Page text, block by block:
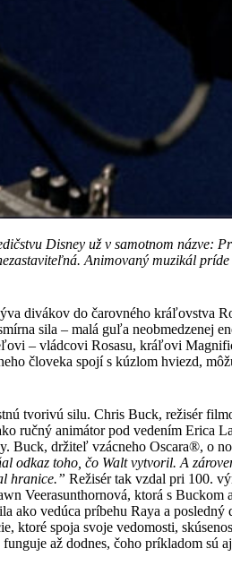
Disney už v samotnom názve:
Animovaný muzikál príde
divákov do čarovného kráľovstva
sila – malá guľa neobmedzenej
– vládcovi Rosasu, kráľovi
človeka spojí s kúzlom hviezd,
tvorivú silu. Chris Buck, režisér
ručný animátor pod vedením Erica
Buck, držiteľ vzácneho Oscara®, o
odkaz toho, čo Walt vytvoril. A
hranice.” Režisér tak vzdal pri 100.
Veerasunthornová, ktorá s Buckom
ako vedúca príbehu Raya a posledný
ktoré spoja svoje vedomosti,
až dodnes, čoho príkladom sú